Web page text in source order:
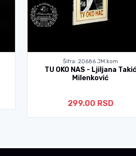
Šifra: 20686 JM:kom
TU OKO NAS - Ljiljana Takić
Milenković
299.00 RSD